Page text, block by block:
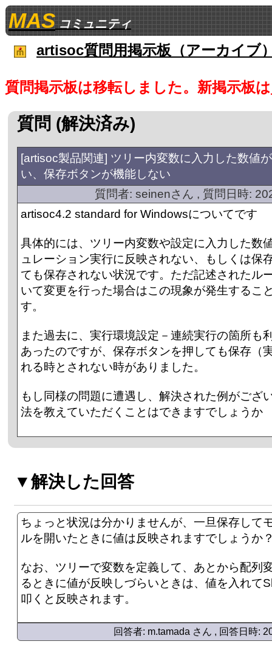
MAS コミュニティ
artisoc質問用掲示板（アーカイブ
質問掲示板は移転しました。新掲示板は
質問 (解決済み)
[artisoc製品関連] ツリー内変数に入力した数値
い、保存ボタンが機能しない
質問者: seinenさん , 質問日時:
artisoc4.2 standard for Windowsについてです
具体的には、ツリー内変数や設定に入力した数
ュレーション実行に反映されない、もしくは保
ても保存されない状況です。ただ記述されたル
いて変更を行った場合はこの現象が発生するこ
す。
また過去に、実行環境設定－連続実行の箇所も
あったのですが、保存ボタンを押しても保存（
れる時とされない時がありました。
もし同様の問題に遭遇し、解決された例がござ
法を教えていただくことはできますでしょうか
▼解決した回答
ちょっと状況は分かりませんが、一旦保存して
ルを開いたときに値は反映されますでしょうか
なお、ツリーで変数を定義して、あとから配列
るときに値が反映しづらいときは、値を入れて
叩くと反映されます。
回答者: m.tamada さん , 回答日時: